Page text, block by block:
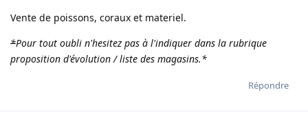
Vente de poissons, coraux et materiel.
*Pour tout oubli n'hesitez pas à l'indiquer dans la rubrique
proposition d'évolution / liste des magasins.*
Répondre